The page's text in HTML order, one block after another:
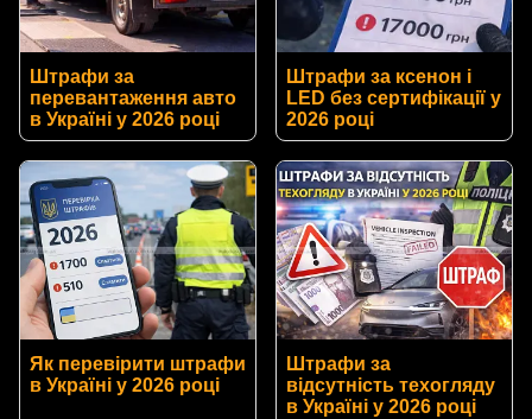
Штрафи за
перевантаження авто
в Україні у 2026 році
Штрафи за ксенон і
LED без сертифікації у
2026 році
Як перевірити штрафи
в Україні у 2026 році
Штрафи за
відсутність техогляду
в Україні у 2026 році